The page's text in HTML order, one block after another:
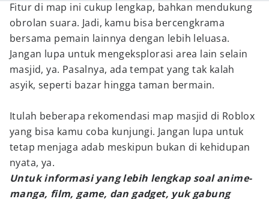
Fitur di map ini cukup lengkap, bahkan mendukung
obrolan suara. Jadi, kamu bisa bercengkrama
bersama pemain lainnya dengan lebih leluasa.
Jangan lupa untuk mengeksplorasi area lain selain
masjid, ya. Pasalnya, ada tempat yang tak kalah
asyik, seperti bazar hingga taman bermain.
Itulah beberapa rekomendasi map masjid di Roblox
yang bisa kamu coba kunjungi. Jangan lupa untuk
tetap menjaga adab meskipun bukan di kehidupan
nyata, ya.
Untuk informasi yang lebih lengkap soal anime-
manga, film, game, dan gadget, yuk gabung